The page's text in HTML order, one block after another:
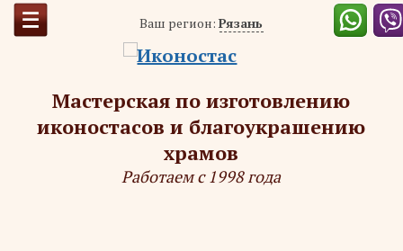
Ваш регион:Рязань
Мастерская по изготовлению
иконостасов и благоукрашению
храмов
Работаем с 1998 года